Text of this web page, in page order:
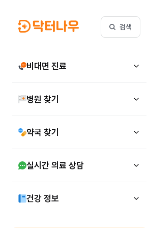
검색
비대면 진료
병원 찾기
약국 찾기
실시간 의료 상담
건강 정보